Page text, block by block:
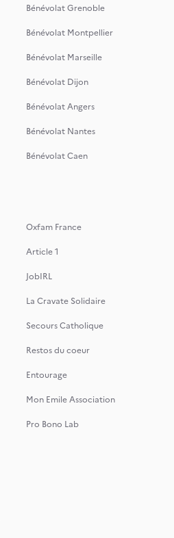
Bénévolat Grenoble
Bénévolat Montpellier
Bénévolat Marseille
Bénévolat Dijon
Bénévolat Angers
Bénévolat Nantes
Bénévolat Caen
Oxfam France
Article 1
JobIRL
La Cravate Solidaire
Secours Catholique
Restos du coeur
Entourage
Mon Emile Association
Pro Bono Lab